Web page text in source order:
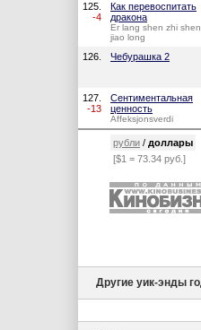
125.
-4
Как перевоспитать
дракона
Er lang shen zhi
jiao long
126. Чебурашка 2
127.
-13
Сентиментальная
ценность
Affeksjonsverdi
рубли / доллары
[$1 = 73.34 руб.]
Другие уик-энды